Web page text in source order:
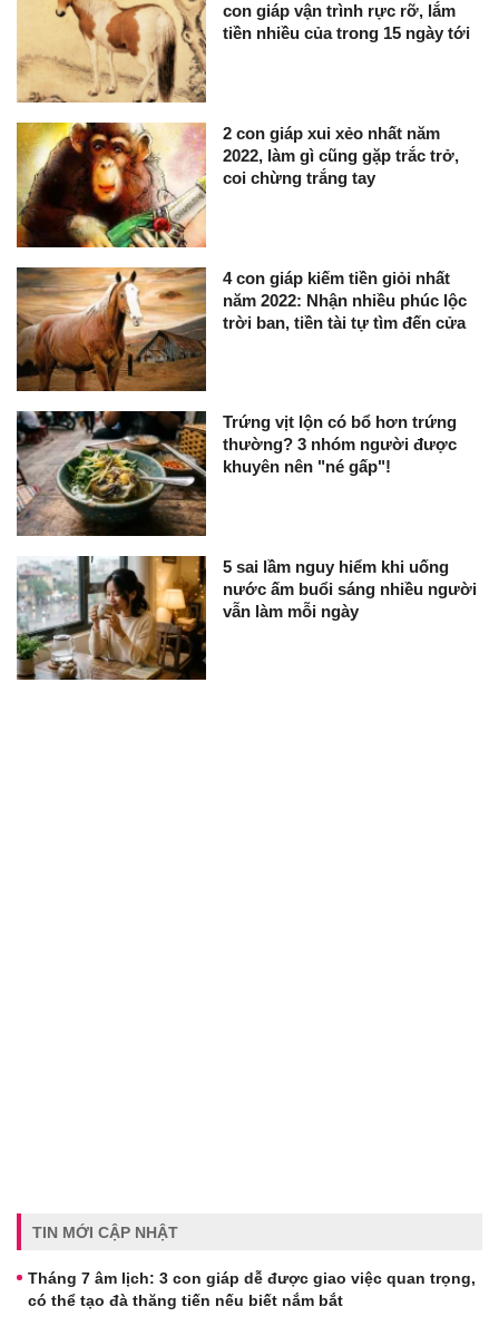
con giáp vận trình rực rỡ, lắm
tiền nhiều của trong 15 ngày tới
2 con giáp xui xẻo nhất năm
2022, làm gì cũng gặp trắc trở,
coi chừng trắng tay
4 con giáp kiếm tiền giỏi nhất
năm 2022: Nhận nhiều phúc lộc
trời ban, tiền tài tự tìm đến cửa
Trứng vịt lộn có bổ hơn trứng
thường? 3 nhóm người được
khuyên nên "né gấp"!
5 sai lầm nguy hiểm khi uống
nước ấm buổi sáng nhiều người
vẫn làm mỗi ngày
TIN MỚI CẬP NHẬT
Tháng 7 âm lịch: 3 con giáp dễ được giao việc quan trọng,
có thể tạo đà thăng tiến nếu biết nắm bắt